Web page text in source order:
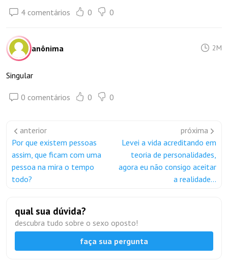
4 comentários 0 0
anônima 2M
Singular
0 comentários 0 0
anterior
Por que existem pessoas
assim, que ficam com uma
pessoa na mira o tempo
todo?
próxima
Levei a vida acreditando em
teoria de personalidades,
agora eu não consigo aceitar
a realidade...
qual sua dúvida?
descubra tudo sobre o sexo oposto!
faça sua pergunta